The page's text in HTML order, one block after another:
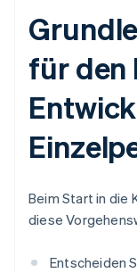
für den
Beim Start in die
diese
Entscheiden